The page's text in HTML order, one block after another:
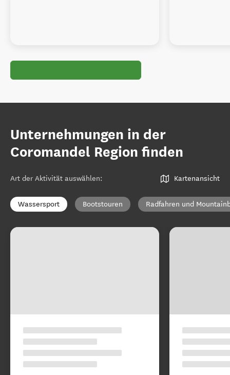
Unternehmungen in der
Coromandel Region finden
Art der Aktivität auswählen: Kartenansicht
Wassersport Bootstouren Radfahren und